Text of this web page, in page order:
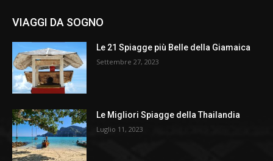
VIAGGI DA SOGNO
Le 21 Spiagge più Belle della Giamaica
Settembre 27, 2023
Le Migliori Spiagge della Thailandia
Luglio 11, 2023